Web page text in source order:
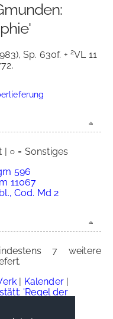
Sp. 630f. +2VL 11
| ○ = Sonstiges
596
11067
Cod. Md 2
7 weitere
| Kalender|
'Regel der